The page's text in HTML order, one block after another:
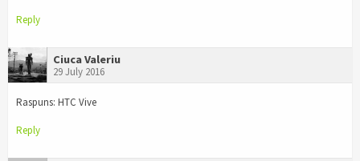
Reply
Ciuca Valeriu
29 July 2016
Raspuns: HTC Vive
Reply